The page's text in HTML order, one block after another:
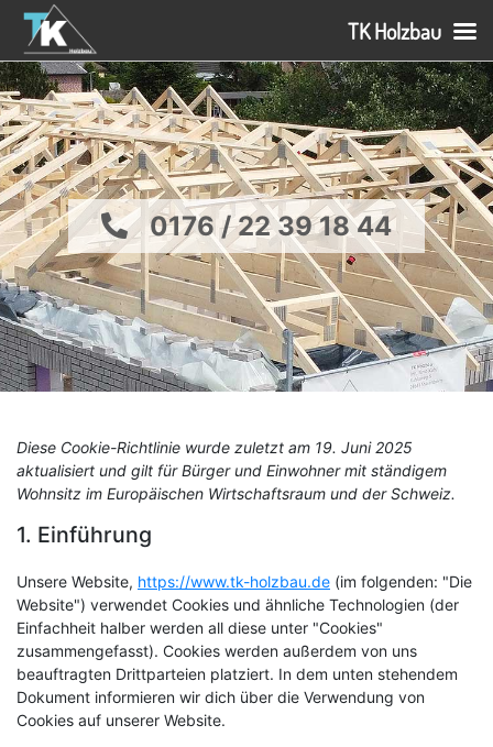
Skip
to
content
0176 / 22 39 18 44
Diese Cookie-Richtlinie wurde zuletzt am 19. Juni 2025
aktualisiert und gilt für Bürger und Einwohner mit ständigem
Wohnsitz im Europäischen Wirtschaftsraum und der Schweiz.
1. Einführung
Unsere Website, https://www.tk-holzbau.de (im folgenden: "Die
Website") verwendet Cookies und ähnliche Technologien (der
Einfachheit halber werden all diese unter "Cookies"
zusammengefasst). Cookies werden außerdem von uns
beauftragten Drittparteien platziert. In dem unten stehendem
Dokument informieren wir dich über die Verwendung von
Cookies auf unserer Website.
TK Holzbau